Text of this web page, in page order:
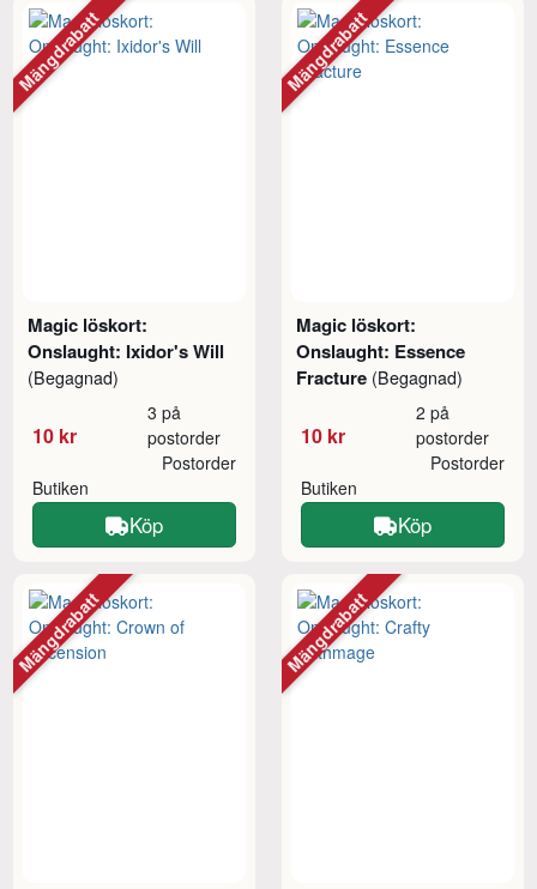
Magic löskort:
Onslaught: Ixidor's Will
(Begagnad)
10 kr
3 på
postorder
Butiken
Postorder
Köp
Mängdrabatt
Magic löskort:
Onslaught: Essence
Fracture (Begagnad)
10 kr
2 på
postorder
Butiken
Postorder
Köp
Mängdrabatt
Mängdrabatt Mängdrabatt